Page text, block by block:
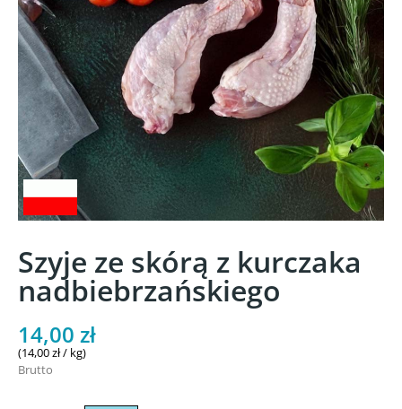
Szyje ze skórą z kurczaka
nadbiebrzańskiego
14,00 zł
(14,00 zł / kg)
Brutto